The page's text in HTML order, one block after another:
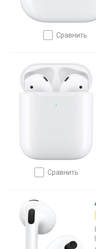
сравнить
сравнить